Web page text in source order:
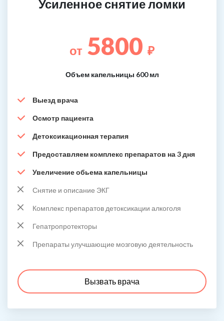
Усиленное снятие ломки
от 5800 ₽
Объем капельницы 600 мл
Выезд врача
Осмотр пациента
Детоксикационная терапия
Предоставляем комплекс препаратов на 3 дня
Увеличение обьема капельницы
Снятие и описание ЭКГ
Комплекс препаратов детоксикации алкоголя
Гепатропротекторы
Препараты улучшающие мозговую деятельность
Вызвать врача